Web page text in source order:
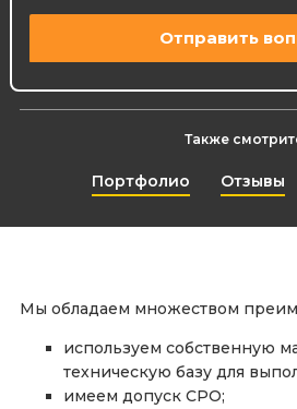
Также
Портфолио Отзывы
Мы обладаем множеством
используем собственную
техническую базу для
имеем допуск СРО;